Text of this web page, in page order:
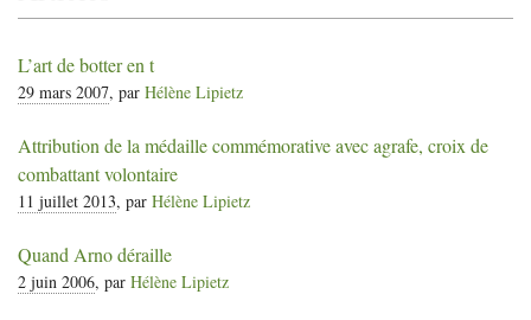
L’art de botter en t
29 mars 2007, par Hélène Lipietz
Attribution de la médaille commémorative avec agrafe, croix de
combattant volontaire
11 juillet 2013, par Hélène Lipietz
Quand Arno déraille
2 juin 2006, par Hélène Lipietz